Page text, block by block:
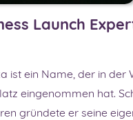
Launch
ist ein Name, der in
eingenommen hat.
gründete er seine